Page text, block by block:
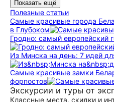
Показать ещё
Полезные статьи
Самые красивые города
в Глубоком
Гродно: самый европейский
Из Минска на день: 7 идей
Самые красивые замки
форпостов
Экскурсии и туры от
Классные места, скидки и